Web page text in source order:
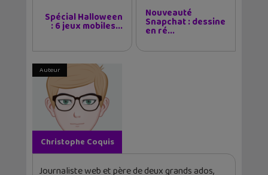
Spécial Halloween
: 6 jeux mobiles...
Nouveauté
Snapchat : dessine
en ré...
Auteur
Christophe Coquis
Journaliste web et père de deux grands ados,